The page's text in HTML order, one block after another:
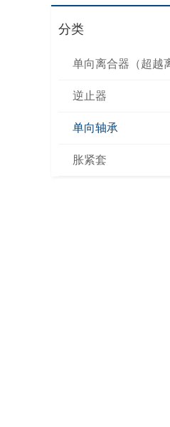
分类
单向离合器（超越
逆止器
单向轴承
胀紧套